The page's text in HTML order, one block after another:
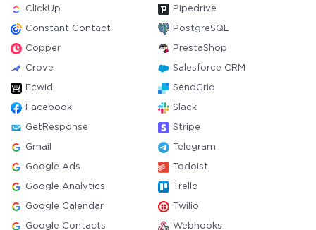
ClickUp Pipedrive
Constant Contact PostgreSQL
Copper PrestaShop
Crove Salesforce CRM
Ecwid SendGrid
Facebook Slack
GetResponse Stripe
Gmail Telegram
Google Ads Todoist
Google Analytics Trello
Google Calendar Twilio
Google Contacts Webhooks